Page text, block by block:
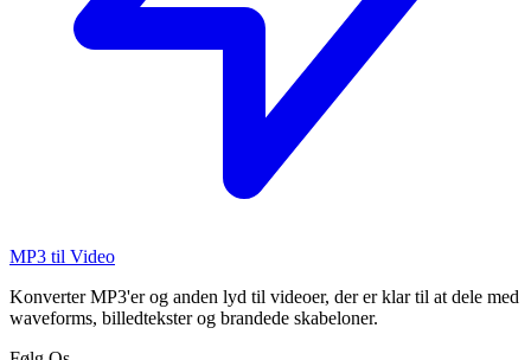
MP3 til Video
Konverter MP3'er og anden lyd til videoer, der er klar til at dele med
waveforms, billedtekster og brandede skabeloner.